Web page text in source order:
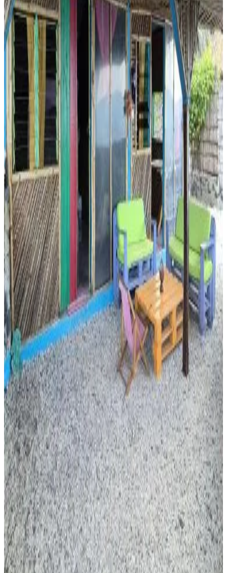
8.2
Reserva directa
Ma jolie Cabane, 1 minute from the Indien Ocean
Memboua Bouani
8.4
Reserva directa
Appartement
Moroni
8.2
Reserva directa
Le bungalow de Mk
Memboua Bouani